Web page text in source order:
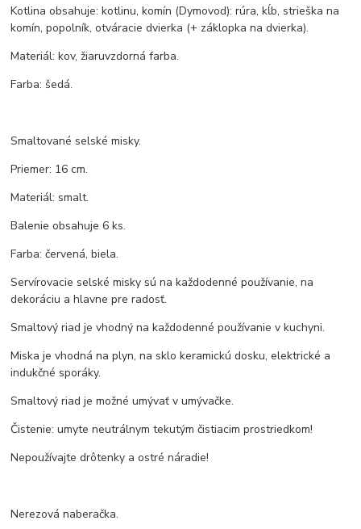
Kotlina obsahuje: kotlinu, komín (Dymovod): rúra, kĺb, strieška na
komín, popolník, otváracie dvierka (+ záklopka na dvierka).
Materiál: kov, žiaruvzdorná farba.
Farba: šedá.
Smaltované selské misky.
Priemer: 16 cm.
Materiál: smalt.
Balenie obsahuje 6 ks.
Farba: červená, biela.
Servírovacie selské misky sú na každodenné používanie, na
dekoráciu a hlavne pre radosť.
Smaltový riad je vhodný na každodenné používanie v kuchyni.
Miska je vhodná na plyn, na sklo keramickú dosku, elektrické a
indukčné sporáky.
Smaltový riad je možné umývať v umývačke.
Čistenie: umyte neutrálnym tekutým čistiacim prostriedkom!
Nepoužívajte drôtenky a ostré náradie!
Nerezová naberačka.